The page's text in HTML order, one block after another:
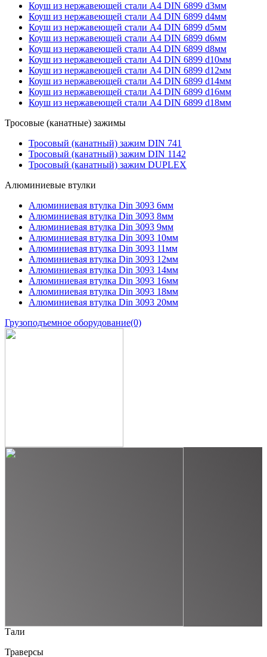
Коуш из нержавеющей стали А4 DIN 6899 d3мм
Коуш из нержавеющей стали А4 DIN 6899 d4мм
Коуш из нержавеющей стали А4 DIN 6899 d5мм
Коуш из нержавеющей стали А4 DIN 6899 d6мм
Коуш из нержавеющей стали А4 DIN 6899 d8мм
Коуш из нержавеющей стали А4 DIN 6899 d10мм
Коуш из нержавеющей стали А4 DIN 6899 d12мм
Коуш из нержавеющей стали А4 DIN 6899 d14мм
Коуш из нержавеющей стали А4 DIN 6899 d16мм
Коуш из нержавеющей стали А4 DIN 6899 d18мм
Тросовые (канатные) зажимы
Тросовый (канатный) зажим DIN 741
Тросовый (канатный) зажим DIN 1142
Тросовый (канатный) зажим DUPLEX
Алюминиевые втулки
Алюминиевая втулка Din 3093 6мм
Алюминиевая втулка Din 3093 8мм
Алюминиевая втулка Din 3093 9мм
Алюминиевая втулка Din 3093 10мм
Алюминиевая втулка Din 3093 11мм
Алюминиевая втулка Din 3093 12мм
Алюминиевая втулка Din 3093 14мм
Алюминиевая втулка Din 3093 16мм
Алюминиевая втулка Din 3093 18мм
Алюминиевая втулка Din 3093 20мм
Грузоподъемное оборудование(0)
Тали
Траверсы